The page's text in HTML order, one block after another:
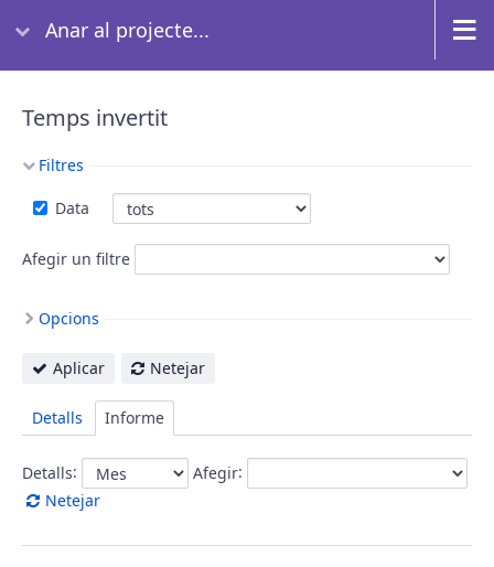
Anar al projecte...
Temps invertit
Filtres
Data
Afegir un filtre
Opcions
Aplicar Netejar
Detalls Informe
Detalls: Afegir:
Netejar